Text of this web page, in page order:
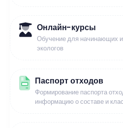
Онлайн-курсы
Обучение для начинающих
экологов
Паспорт отходов
Формирование паспорта
информацию о составе и